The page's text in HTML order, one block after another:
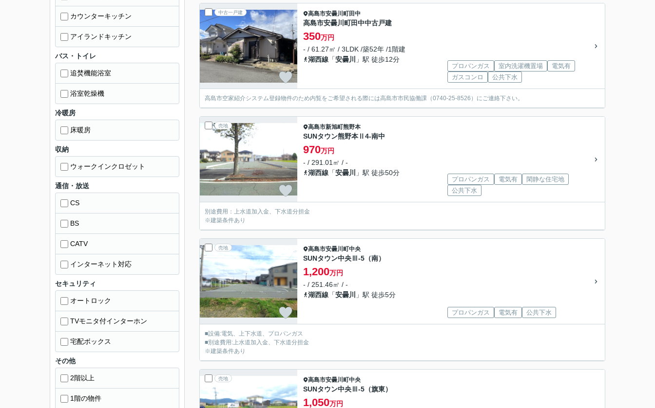
中古一戸建 高島市安曇川町田中
高島市安曇川町田中中古戸建
350万円
- / 61.27㎡ / 3LDK /築52年 /1階建
湖西線 「安曇川 」駅 徒歩12分
プロパンガス 室内洗濯機置場
電気有
ガスコンロ
公共下水
高島市空家紹介システム登録物件のため内覧をご希望される際には高島市市民協働課（0740-25-8526）にご連絡下さい。
売地 高島市新旭町熊野本
SUNタウン熊野本Ⅱ4-南中
970万円
- / 291.01㎡ / -
湖西線 「安曇川 」駅 徒歩50分
プロパンガス 電気有
閑静な住宅地
公共下水
別途費用：上水道加入金、下水道分担金
※建築条件あり
売地 高島市安曇川町中央
SUNタウン中央Ⅲ-5（南）
1,200万円
- / 251.46㎡ / -
湖西線 「安曇川 」駅 徒歩5分
プロパンガス 電気有 公共下水
■設備:電気、上下水道、プロパンガス
■別途費用:上水道加入金、下水道分担金
※建築条件あり
売地 高島市安曇川町中央
SUNタウン中央Ⅲ-5（旗東）
1,050万円
カウンターキッチン
アイランドキッチン
バス・トイレ
追焚機能浴室
浴室乾燥機
冷暖房
床暖房
収納
ウォークインクロゼット
通信・放送
CS
BS
CATV
インターネット対応
セキュリティ
オートロック
TVモニタ付インターホン
宅配ボックス
その他
2階以上
1階の物件